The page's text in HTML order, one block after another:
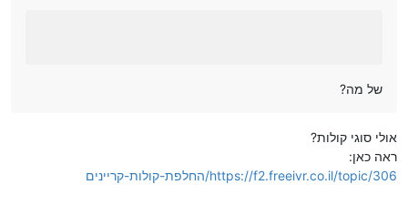
של מה?
אולי סוגי קולות?
ראה כאן:
https://f2.freeivr.co.il/topic/306/החלפת-קולות-קריינים